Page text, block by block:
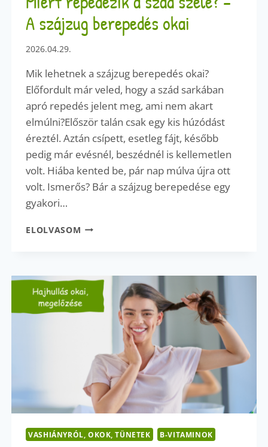
A szájzug berepedés okai
2026.04.29.
Mik lehetnek a szájzug berepedés okai?
Előfordult már veled, hogy a szád sarkában
apró repedés jelent meg, ami nem akart
elmúlni?Először talán csak egy kis húzódást
éreztél. Aztán csípett, esetleg fájt, később
pedig már evésnél, beszédnél is kellemetlen
volt. Hiába kented be, pár nap múlva újra ott
volt. Ismerős? Bár a szájzug berepedése egy
gyakori…
ELOLVASOM MIÉRT
SZÉLE?
–
A
SZÁJZUG
BEREPEDÉS
VASHIÁNYRÓL, OKOK, TÜNETEK B-VITAMINOK